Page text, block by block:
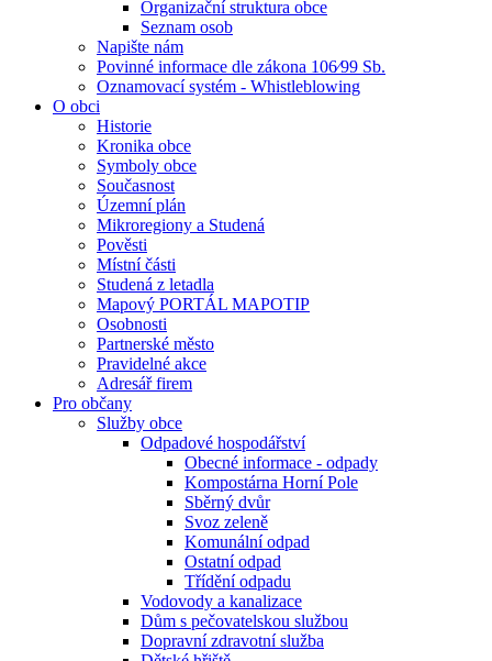
Organizační struktura obce
Seznam osob
Napište nám
Povinné informace dle zákona 106⁄99 Sb.
Oznamovací systém - Whistleblowing
O obci
Historie
Kronika obce
Symboly obce
Současnost
Územní plán
Mikroregiony a Studená
Pověsti
Místní části
Studená z letadla
Mapový PORTÁL MAPOTIP
Osobnosti
Partnerské město
Pravidelné akce
Adresář firem
Pro občany
Služby obce
Odpadové hospodářství
Obecné informace - odpady
Kompostárna Horní Pole
Sběrný dvůr
Svoz zeleně
Komunální odpad
Ostatní odpad
Třídění odpadu
Vodovody a kanalizace
Dům s pečovatelskou službou
Dopravní zdravotní služba